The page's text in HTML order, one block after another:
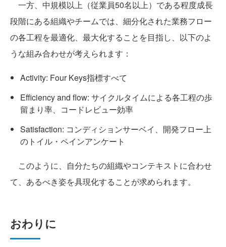
一方、中規模以上（従業員50名以上）である程度成長
段階にある組織やチームでは、細分化された業務フロー
の各工程を最適化、最大化することを目指し、以下のよ
うな組み合わせが考えられます：
Activity: Four Keys指標すべて
Efficiency and flow: サイクルタイムによる各工程の歩
留まり率、コードレビュー効率
Satisfaction: コンディションサーベイ、開発フロー上
のトイル・ペインアンケート
このように、自分たちの組織やコンテキストに合わせ
て、あるべき姿を具現化することが求められます。
おわりに